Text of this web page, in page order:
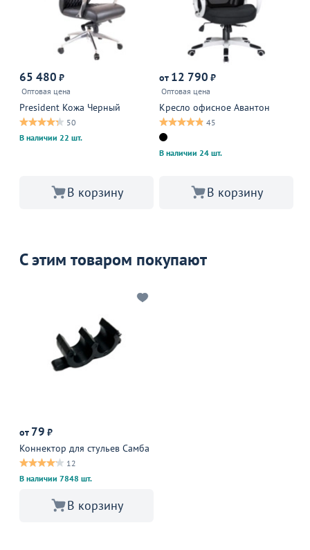
65 480 ₽
Оптовая цена
President Кожа Черный
50
В наличии 22 шт.
В корзину
от 12 790 ₽
Оптовая цена
Кресло офисное Авантон
45
В наличии 24 шт.
В корзину
С этим товаром покупают
от 79 ₽
Коннектор для стульев Самба
12
В наличии 7848 шт.
В корзину